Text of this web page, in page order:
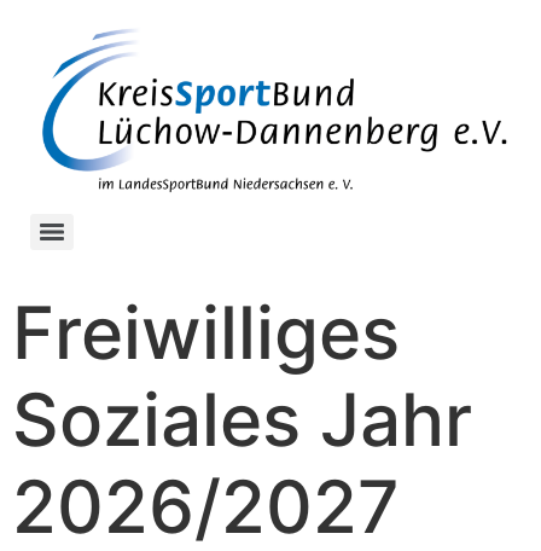
Freiwilliges
Soziales Jahr
2026/2027